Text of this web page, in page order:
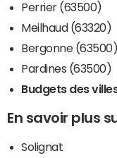
Perrier (63500)
Meilhaud (63320)
Bergonne (63500)
Pardines (63500)
Budgets des
En savoir plus
Solignat